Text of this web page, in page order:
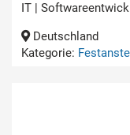
IT |
Deutschland
Kategorie: